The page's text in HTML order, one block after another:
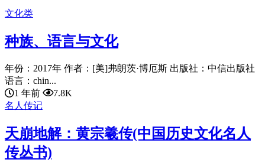
文化类
种族、语言与文化
年份：2017年 作者：[美]弗朗茨·博厄斯 出版社：中信出版社
语言：chin...
1 年前
7.8K
名人传记
天崩地解：黄宗羲传(中国历史文化名人
传丛书)